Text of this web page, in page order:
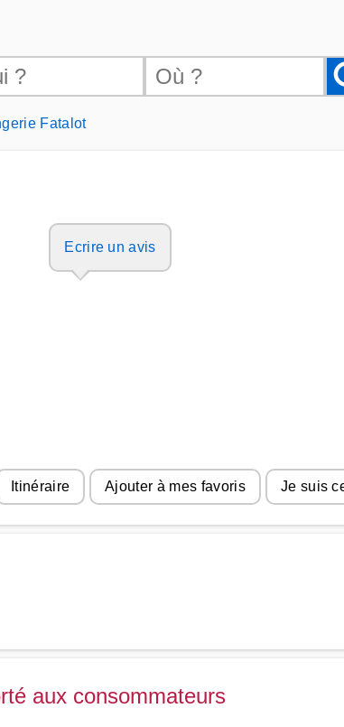
Fatalot
Ecrire un avis
Itinéraire Ajouter à mes favoris Je suis
aux consommateurs